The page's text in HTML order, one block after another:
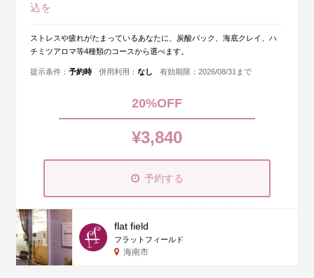
込を
ストレスや疲れがたまっているあなたに、炭酸パック、海底クレイ、ハ
チミツアロマ等4種類のコースから選べます。
提示条件：予約時 併用利用：なし 有効期限：2026/08/31まで
20%OFF
¥3,840
予約する
flat field
フラットフィールド
海南市